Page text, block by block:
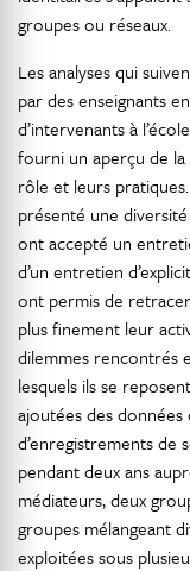
groupes ou réseaux.
Les analyses qui
par des enseignants
d’intervenants à
fourni un aperçu de
rôle et leurs
présenté une
ont accepté un
d’un entretien
ont permis de
plus finement leur
dilemmes rencontrés
lesquels ils se
ajoutées des
d’enregistrements de
pendant deux ans
médiateurs, deux
groupes mélangeant
exploitées sous